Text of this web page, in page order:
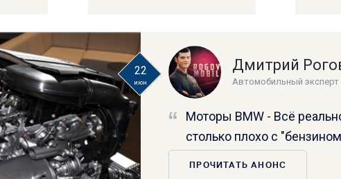
22
июн
Дмитрий
Автомобильный эксперт
Моторы BMW - Всё
столько плохо с
ПРОЧИТАТЬ АНОНС